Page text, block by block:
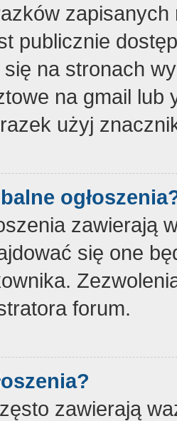
publicznie
na stronach
na gmail lub
użyj
zawierają
się one
forum.
zawierają